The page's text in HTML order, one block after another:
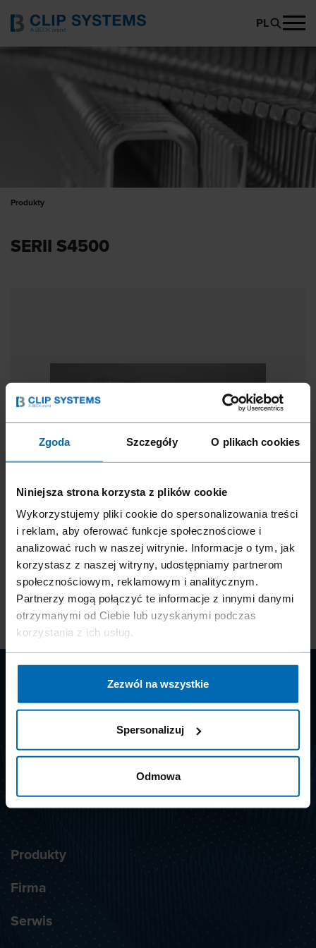
Zgoda Szczegóły O plikach cookies
Niniejsza strona korzysta z plików cookie
Wykorzystujemy pliki cookie do spersonalizowania treści
i reklam, aby oferować funkcje społecznościowe i
analizować ruch w naszej witrynie. Informacje o tym, jak
korzystasz z naszej witryny, udostępniamy partnerom
społecznościowym, reklamowym i analitycznym.
Partnerzy mogą połączyć te informacje z innymi danymi
otrzymanymi od Ciebie lub uzyskanymi podczas
korzystania z ich usług.
Zezwól na wszystkie
Spersonalizuj
Odmowa
PL
Produkty
SERII S4500
XS-EFAA-SERIA
Seria XS-EFAA firmy Beck o wymiarach zbliżonych
do serii S4500
CLIP
SYSTEMS
Produkty
Firma
Serwis